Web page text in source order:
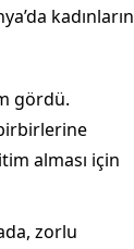
kadınların
gördü.
alması için
zorlu